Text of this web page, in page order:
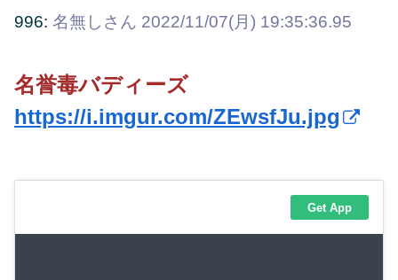
996: 名無しさん 2022/11/07(月) 19:35:36.95
名誉毒バディーズ
https://i.imgur.com/ZEwsfJu.jpg